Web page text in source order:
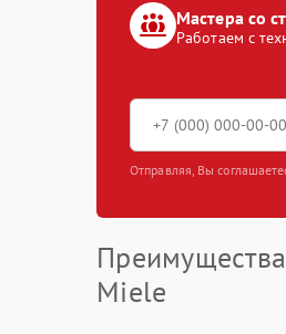
Мастера со
Работаем с
Отправляя, Вы
Miele